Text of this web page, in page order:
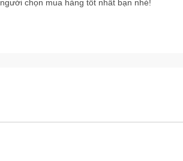
chọn mua hàng tốt nhất bạn nhé!